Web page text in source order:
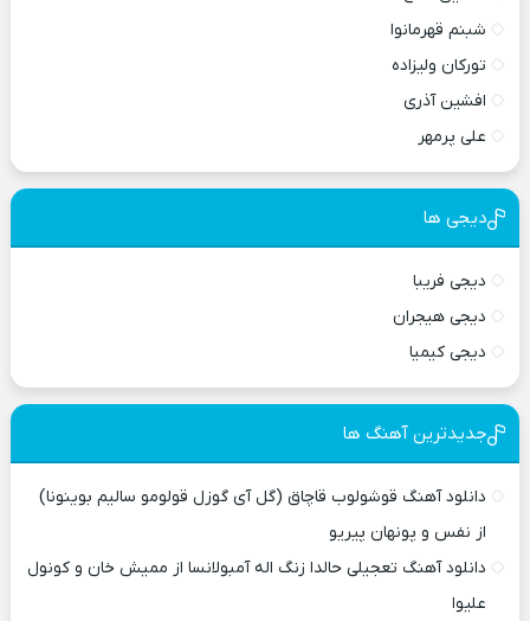
شبنم قهرمانوا
تورکان ولیزاده
افشین آذری
علی پرمهر
دیجی ها
دیجی فریبا
دیجی هیجران
دیجی کیمیا
جدیدترین آهنگ ها
دانلود آهنگ قوشولوب قاچاق (گل آی گوزل قولومو سالیم بوینونا)
از نفس و پونهان پیریو
دانلود آهنگ تعجیلی حالدا زنگ اله آمبولانسا از ممیش خان و کونول
علیوا